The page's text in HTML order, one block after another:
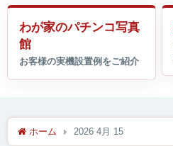
わが家のパチンコ写真
館
ホーム 2026 4月 15